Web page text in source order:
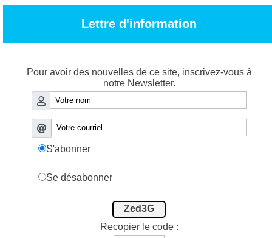
Lettre d'information
Pour avoir des nouvelles de ce site, inscrivez-vous à
notre Newsletter.
S'abonner
Se désabonner
Zed3G
Recopier le code :